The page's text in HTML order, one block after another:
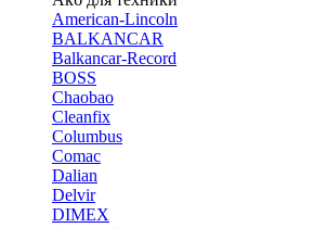
American-Lincoln
BALKANCAR
Balkancar-Record
BOSS
Chaobao
Cleanfix
Columbus
Comac
Dalian
Delvir
DIMEX